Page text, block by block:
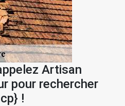
Artisan
pour rechercher
!